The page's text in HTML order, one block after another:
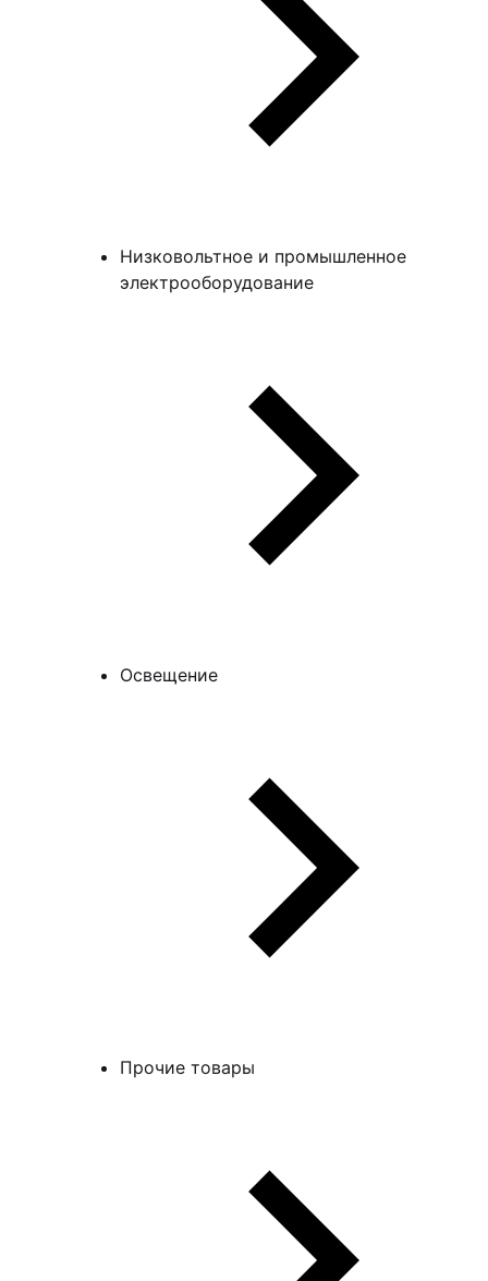
Низковольтное и промышленное
электрооборудование
Освещение
Прочие товары